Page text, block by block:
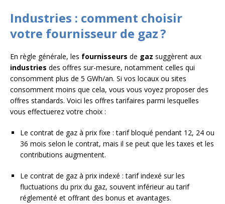
Industries : comment choisir
votre fournisseur de gaz ?
En règle générale, les fournisseurs de gaz suggèrent aux
industries des offres sur-mesure, notamment celles qui
consomment plus de 5 GWh/an. Si vos locaux ou sites
consomment moins que cela, vous vous voyez proposer des
offres standards. Voici les offres tarifaires parmi lesquelles
vous effectuerez votre choix :
Le contrat de gaz à prix fixe : tarif bloqué pendant 12, 24 ou
36 mois selon le contrat, mais il se peut que les taxes et les
contributions augmentent.
Le contrat de gaz à prix indexé : tarif indexé sur les
fluctuations du prix du gaz, souvent inférieur au tarif
réglementé et offrant des bonus et avantages.